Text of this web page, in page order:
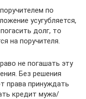
по
усугубляется,
долг, то
на поручителя.
не погашать эту
Без решения
права принуждать
кредит мужа/